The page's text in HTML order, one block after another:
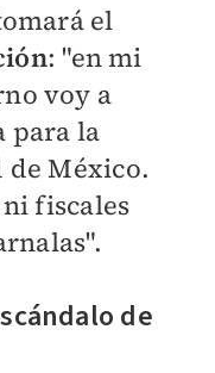
el
: "en mi
voy a
para la
de México.
fiscales
de